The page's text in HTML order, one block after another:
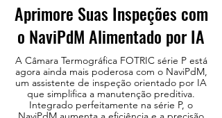
Aprimore Suas Inspeções com
o NaviPdM Alimentado por IA
A Câmara Termográfica FOTRIC série P está
agora ainda mais poderosa com o NaviPdM,
um assistente de inspeção orientado por IA
que simplifica a manutenção preditiva.
Integrado perfeitamente na série P, o